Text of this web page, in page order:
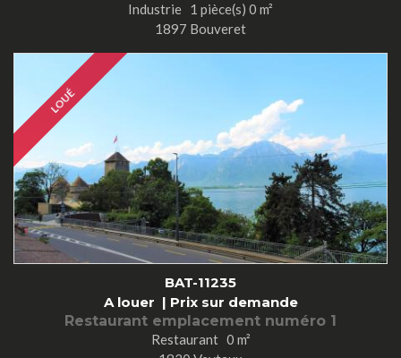
Industrie 1 pièce(s) 0 m²
1897 Bouveret
LOUÉ
BAT-11235
A louer | Prix sur demande
Restaurant emplacement numéro 1
Restaurant 0 m²